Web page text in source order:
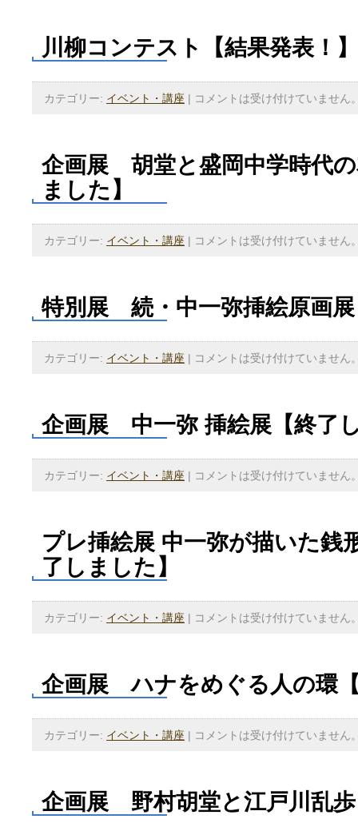
川柳コンテスト【結果発表！】
カテゴリー: イベント・講座 | コメントは受け付けていません
企画展 胡堂と盛岡中学時代
ました】
カテゴリー: イベント・講座 | コメントは受け付けていません
特別展 続・中一弥挿絵原画
カテゴリー: イベント・講座 | コメントは受け付けていません
企画展 中一弥 挿絵展【終了
カテゴリー: イベント・講座 | コメントは受け付けていません
プレ挿絵展 中一弥が描いた銭
了しました】
カテゴリー: イベント・講座 | コメントは受け付けていません
企画展 ハナをめぐる人の環
カテゴリー: イベント・講座 | コメントは受け付けていません
企画展 野村胡堂と江戸川乱